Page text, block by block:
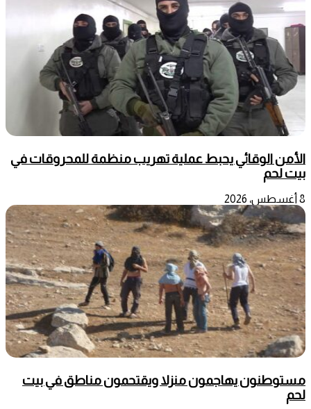
الأمن الوقائي يحبط عملية تهريب منظمة للمحروقات في
بيت لحم
8 أغسطس، 2026
مستوطنون يهاجمون منزلا ويقتحمون مناطق في بيت
لحم